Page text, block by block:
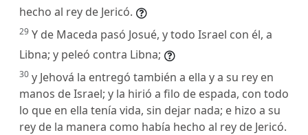
hecho al rey de Jericó.
29 Y de Maceda pasó Josué, y todo Israel con él, a
Libna; y peleó contra Libna;
30 y Jehová la entregó también a ella y a su rey en
manos de Israel; y la hirió a filo de espada, con todo
lo que en ella tenía vida, sin dejar nada; e hizo a su
rey de la manera como había hecho al rey de Jericó.